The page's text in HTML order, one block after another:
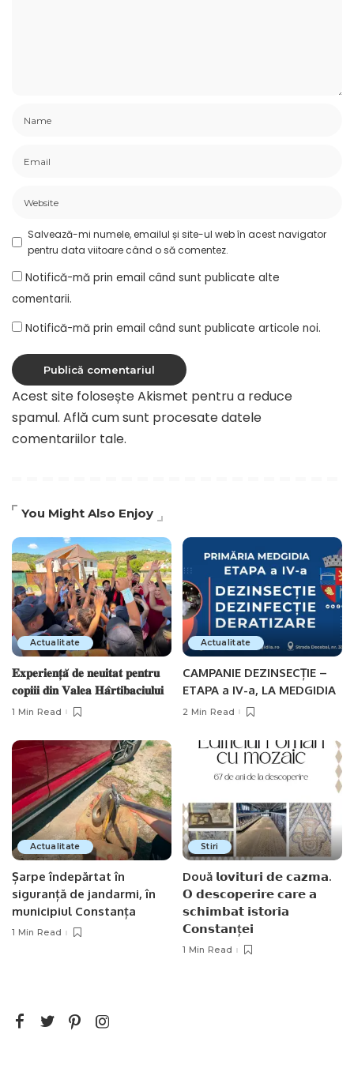
Salvează-mi numele, emailul și site-ul web în acest navigator
pentru data viitoare când o să comentez.
Notifică-mă prin email când sunt publicate alte
comentarii.
Notifică-mă prin email când sunt publicate articole noi.
Acest site folosește Akismet pentru a reduce
spamul. Află cum sunt procesate datele
comentariilor tale.
You Might Also Enjoy
Actualitate
𝐄𝐱𝐩𝐞𝐫𝐢𝐞𝐧𝐭̦𝐚̆ 𝐝𝐞 𝐧𝐞𝐮𝐢𝐭𝐚𝐭 𝐩𝐞𝐧𝐭𝐫𝐮
𝐜𝐨𝐩𝐢𝐢𝐢 𝐝𝐢𝐧 𝐕𝐚𝐥𝐞𝐚 𝐇𝐚̂𝐫𝐭𝐢𝐛𝐚𝐜𝐢𝐮𝐥𝐮𝐢
1 Min Read
Actualitate
CAMPANIE DEZINSECȚIE –
ETAPA a IV-a, LA MEDGIDIA
2 Min Read
Actualitate
Șarpe îndepărtat în
siguranță de jandarmi, în
municipiul Constanța
1 Min Read
Stiri
Două 𝗹𝗼𝘃𝗶𝘁𝘂𝗿𝗶 𝗱𝗲 𝗰𝗮𝘇𝗺𝗮.
𝗢 𝗱𝗲𝘀𝗰𝗼𝗽𝗲𝗿𝗶𝗿𝗲 𝗰𝗮𝗿𝗲 𝗮
𝘀𝗰𝗵𝗶𝗺𝗯𝗮𝘁 𝗶𝘀𝘁𝗼𝗿𝗶𝗮
𝗖𝗼𝗻𝘀𝘁𝗮𝗻ț𝗲𝗶
1 Min Read